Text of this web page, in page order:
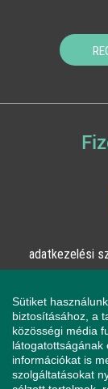
adatkezelési
© Online
Sütiket
biztosításához, a
közösségi média
látogatottságának
információkat is
szolgáltatásokat